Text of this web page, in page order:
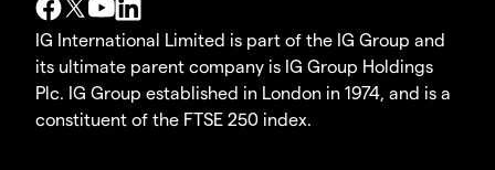
IG International Limited is part of the IG Group and
its ultimate parent company is IG Group Holdings
Plc. IG Group established in London in 1974, and is a
constituent of the FTSE 250 index.